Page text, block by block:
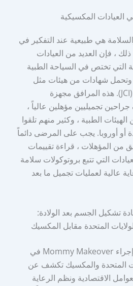
العيادات المكسيكية
هي طبيعية عند التفكير في
، فإن العديد من العيادات
التي تختص في السياحة الطبية
وتحمل شهادات من هيئات مثل
اللجنة المشتركة الدولية (JCI). هذه المرافق مجهزة
تجميليين مؤهلين عالياً ،
الطبية ، وكثير منهم تلقوا
أو أوروبا. يجب على المرضى دائماً
من المؤهلات ، قراءة تقييمات
التي تتبع بروتوكولات سلامة
عالية لعمليات تجميل ما بعد
تشكيل الجسم بعد الولادة:
المتحدة مقابل المكسيك
مقارنة مباشرة لتكاليف إجراء Mommy Makeover في
المتحدة والمكسيك تكشف عن
الاقتصادية ونظم الرعاية